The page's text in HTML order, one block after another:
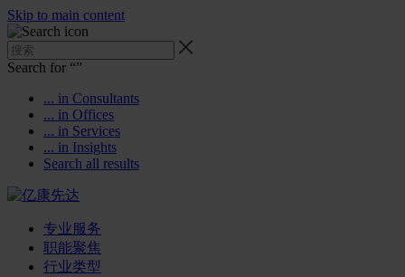
Skip to main content
Search for “”
... in Consultants
... in Offices
... in Services
... in Insights
Search all results
专业服务
职能聚焦
行业类型